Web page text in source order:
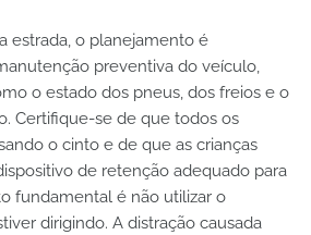
estrada, o planejamento é
preventiva do veículo,
o estado dos pneus, dos freios e o
Certifique-se de que todos os
o cinto e de que as crianças
de retenção adequado para
fundamental é não utilizar o
dirigindo. A distração causada